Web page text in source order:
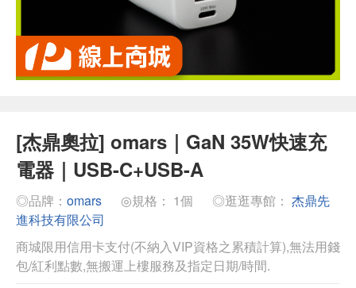
[杰鼎奧拉] omars｜GaN 35W快速充
電器｜USB-C+USB-A
◎品牌： omars ◎規格： 1個 ◎逛逛專館： 杰鼎先
進科技有限公司
商城限用信用卡支付(不納入VIP資格之累積計算),無法用錢
包/紅利點數,無搬運上樓服務及指定日期/時間.